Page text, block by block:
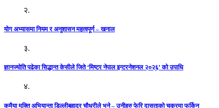
२.
योग अभ्यासमा नियम र अनुशासन महत्वपूर्ण – खनाल
३.
ज्ञानज्योति पढेका सिद्धान्त केसीले जिते ‘मिष्टर नेपाल इन्टरनेशनल २०२६’ को उपाधि
४.
कमैया मुक्ति अभियान्ता डिल्लीबहादुर चौधरीले भने – उनीहरु फेरि दासताको चक्रमा फर्किन